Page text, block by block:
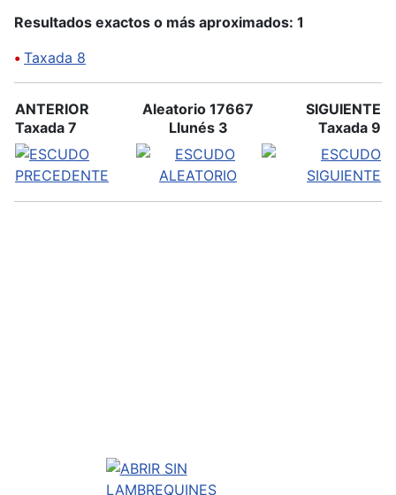
Resultados exactos o más aproximados: 1
• Taxada 8
ANTERIOR
Taxada 7
Aleatorio 17667
Llunés 3
SIGUIENTE
Taxada 9